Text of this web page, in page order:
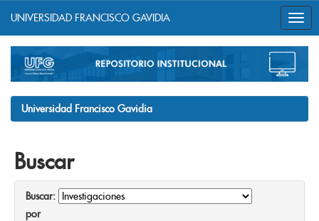
navigation
UNIVERSIDAD FRANCISCO GAVIDIA
Universidad Francisco Gavidia
Buscar
Buscar:
por